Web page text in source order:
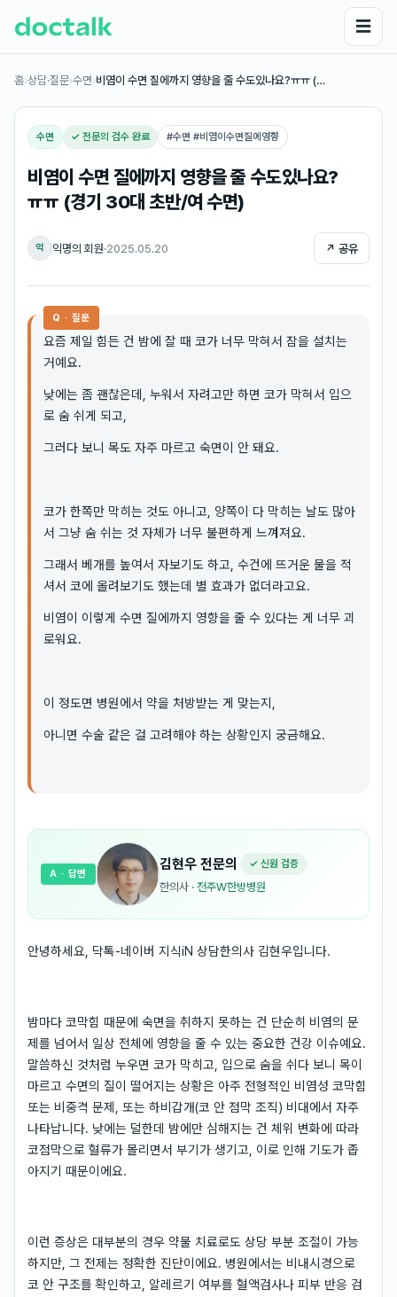
☰
홈›상담·질문›수면›비염이 수면 질에까지 영향을 줄 수도있나요?ㅠㅠ (…
수면 ✓ 전문의 검수 완료 #수면 #비염이수면질에영향
비염이 수면 질에까지 영향을 줄 수도있나요?
ㅠㅠ (경기 30대 초반/여 수면)
익 익명의 회원·2025.05.20 ↗ 공유
Q · 질문
요즘 제일 힘든 건 밤에 잘 때 코가 너무 막혀서 잠을 설치는
거예요.
낮에는 좀 괜찮은데, 누워서 자려고만 하면 코가 막혀서 입으
로 숨 쉬게 되고,
그러다 보니 목도 자주 마르고 숙면이 안 돼요.
코가 한쪽만 막히는 것도 아니고, 양쪽이 다 막히는 날도 많아
서 그냥 숨 쉬는 것 자체가 너무 불편하게 느껴져요.
그래서 베개를 높여서 자보기도 하고, 수건에 뜨거운 물을 적
셔서 코에 올려보기도 했는데 별 효과가 없더라고요.
비염이 이렇게 수면 질에까지 영향을 줄 수 있다는 게 너무 괴
로워요.
이 정도면 병원에서 약을 처방받는 게 맞는지,
아니면 수술 같은 걸 고려해야 하는 상황인지 궁금해요.
김현우 전문의 ✓ 신원 검증
한의사 · 전주W한방병원
A · 답변
안녕하세요, 닥톡-네이버 지식iN 상담한의사 김현우입니다.
밤마다 코막힘 때문에 숙면을 취하지 못하는 건 단순히 비염의 문
제를 넘어서 일상 전체에 영향을 줄 수 있는 중요한 건강 이슈예요.
말씀하신 것처럼 누우면 코가 막히고, 입으로 숨을 쉬다 보니 목이
마르고 수면의 질이 떨어지는 상황은 아주 전형적인 비염성 코막힘
또는 비중격 문제, 또는 하비갑개(코 안 점막 조직) 비대에서 자주
나타납니다. 낮에는 덜한데 밤에만 심해지는 건 체위 변화에 따라
코점막으로 혈류가 몰리면서 부기가 생기고, 이로 인해 기도가 좁
아지기 때문이에요.
이런 증상은 대부분의 경우 약물 치료로도 상당 부분 조절이 가능
하지만, 그 전제는 정확한 진단이에요. 병원에서는 비내시경으로
코 안 구조를 확인하고, 알레르기 여부를 혈액검사나 피부 반응 검